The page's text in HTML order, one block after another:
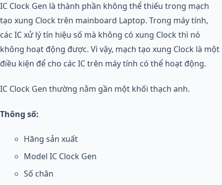
IC Clock Gen là thành phần không thể thiếu trong mạch
tạo xung Clock trên mainboard Laptop. Trong máy tính,
các IC xử lý tín hiệu số mà không có xung Clock thì nó
không hoạt động được. Vì vậy, mạch tạo xung Clock là một
điều kiện để cho các IC trên máy tính có thể hoạt động.
IC Clock Gen thường nằm gần một khối thạch anh.
Thông số:
Hãng sản xuất
Model IC Clock Gen
Số chân